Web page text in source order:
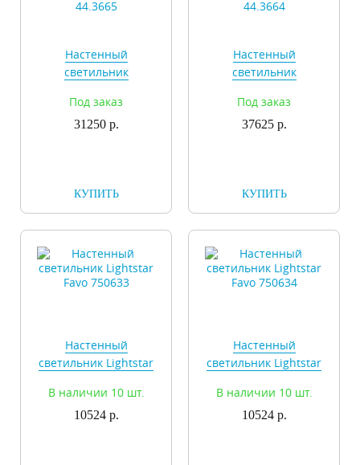
Настенный
светильник
44.3665
Под заказ
31250 р.
КУПИТЬ
Настенный
светильник
44.3664
Под заказ
37625 р.
КУПИТЬ
Настенный
светильник Lightstar
В наличии 10 шт.
10524 р.
Настенный
светильник Lightstar
В наличии 10 шт.
10524 р.